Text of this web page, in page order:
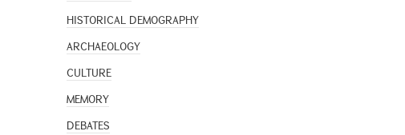
HISTORICAL DEMOGRAPHY
ARCHAEOLOGY
CULTURE
MEMORY
DEBATES